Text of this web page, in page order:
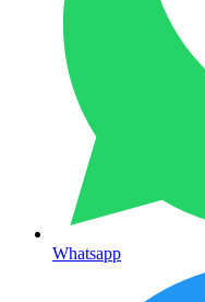
Whatsapp